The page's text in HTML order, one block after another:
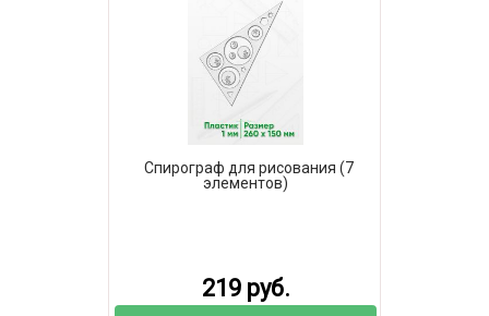
Спирограф для рисования (7
элементов)
219 руб.